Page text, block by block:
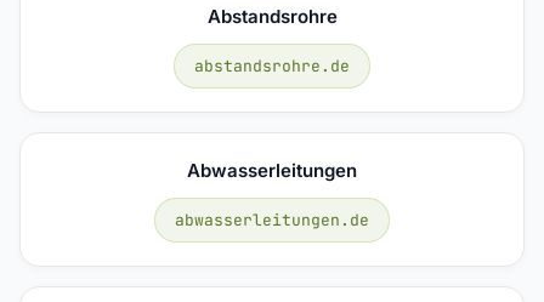
Abstandsrohre
abstandsrohre.de
Abwasserleitungen
abwasserleitungen.de